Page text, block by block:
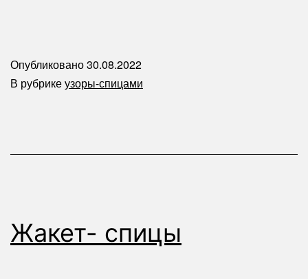
Опубликовано30.08.2022
В рубрикеузоры-спицами
Жакет- спицы